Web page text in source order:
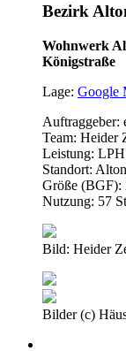
Bezirk
Wohnwerk
Königstraße
Lage: Google
Auftraggeber:
Team: Heider
Leistung:
Standort:
Größe (BGF):
Nutzung: 57
Bild: Heider
Bilder (c)